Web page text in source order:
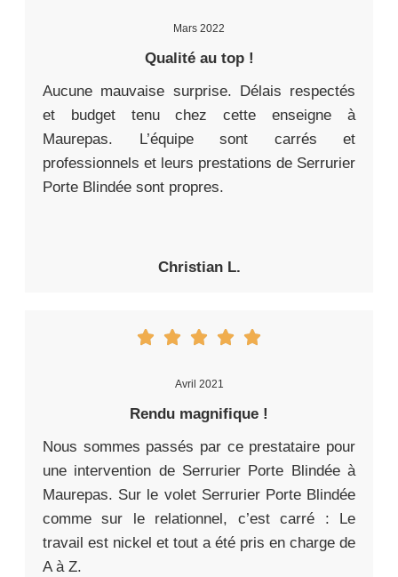
Mars 2022
Qualité au top !
Aucune mauvaise surprise. Délais respectés
et budget tenu chez cette enseigne à
Maurepas. L’équipe sont carrés et
professionnels et leurs prestations de Serrurier
Porte Blindée sont propres.
Christian L.
Avril 2021
Rendu magnifique !
Nous sommes passés par ce prestataire pour
une intervention de Serrurier Porte Blindée à
Maurepas. Sur le volet Serrurier Porte Blindée
comme sur le relationnel, c’est carré : Le
travail est nickel et tout a été pris en charge de
A à Z.